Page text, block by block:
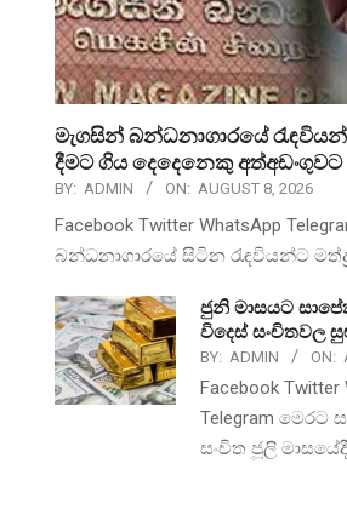
මැගසින් බන්ධනාගාරයේ
දීමට ගිය දෙදෙනෙකු අත්අඩංගුවට
BY: ADMIN ON: AUGUST 8, 2026
Facebook Twitter WhatsApp
බන්ධනාගාරයේ සිටින රැඳවියන්ට
ජුනි මාසයට
විදෙස් සංචිතවල
BY: ADMIN ON:
Facebook Twitter
Telegram
සංචිත ජූලි